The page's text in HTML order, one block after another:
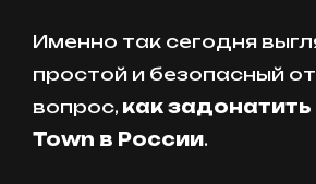
Именно так сегодня
простой и безопасный
вопрос, как
Town в России.